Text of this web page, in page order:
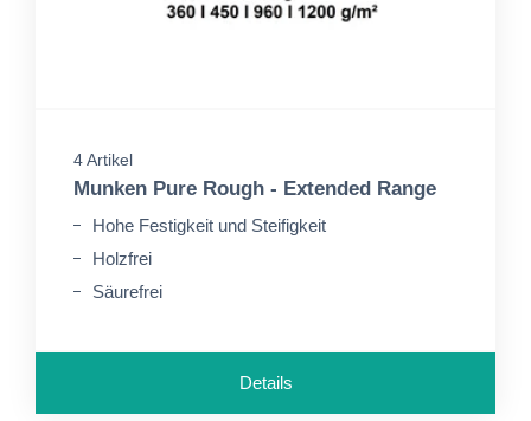
4 Artikel
Munken Pure Rough - Extended Range
Hohe Festigkeit und Steifigkeit
Holzfrei
Säurefrei
Details